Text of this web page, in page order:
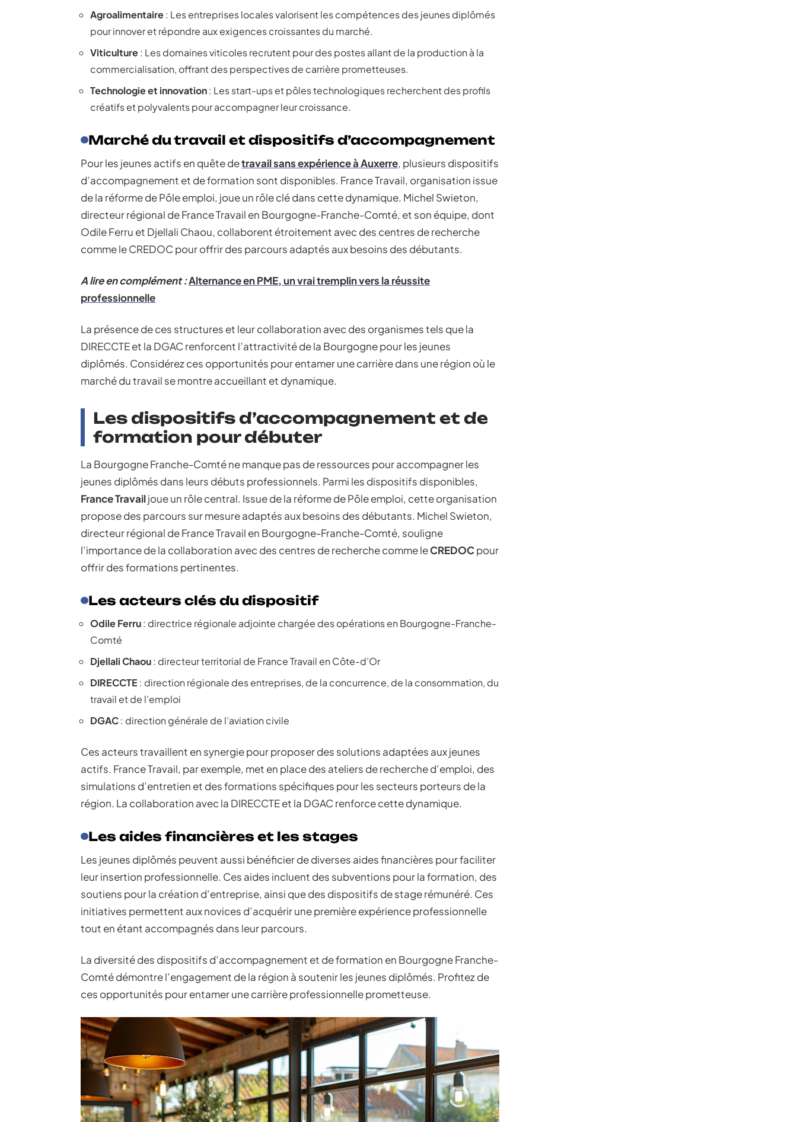
Agroalimentaire: Les entreprises locales valorisent les compétences des jeunes diplômés
pour innover et répondre aux exigences croissantes du marché.
Viticulture: Les domaines viticoles recrutent pour des postes allant de la production à la
commercialisation, offrant des perspectives de carrière prometteuses.
Technologie et innovation: Les start-ups et pôles technologiques recherchent des profils
créatifs et polyvalents pour accompagner leur croissance.
Marché du travail et dispositifs d’accompagnement
Pour les jeunes actifs en quête detravail sans expérience à Auxerre, plusieurs dispositifs
d’accompagnement et de formation sont disponibles. France Travail, organisation issue
de la réforme de Pôle emploi, joue un rôle clé dans cette dynamique. Michel Swieton,
directeur régional de France Travail en Bourgogne-Franche-Comté, et son équipe, dont
Odile Ferru et Djellali Chaou, collaborent étroitement avec des centres de recherche
comme le CREDOC pour offrir des parcours adaptés aux besoins des débutants.
A lire en complément :Alternance en PME, un vrai tremplin vers la réussite
professionnelle
La présence de ces structures et leur collaboration avec des organismes tels que la
DIRECCTE et la DGAC renforcent l’attractivité de la Bourgogne pour les jeunes
diplômés. Considérez ces opportunités pour entamer une carrière dans une région où le
marché du travail se montre accueillant et dynamique.
Les dispositifs d’accompagnement et de
formation pour débuter
La Bourgogne Franche-Comté ne manque pas de ressources pour accompagner les
jeunes diplômés dans leurs débuts professionnels. Parmi les dispositifs disponibles,
France Travailjoue un rôle central. Issue de la réforme de Pôle emploi, cette organisation
propose des parcours sur mesure adaptés aux besoins des débutants. Michel Swieton,
directeur régional de France Travail en Bourgogne-Franche-Comté, souligne
l’importance de la collaboration avec des centres de recherche comme leCREDOCpour
offrir des formations pertinentes.
Les acteurs clés du dispositif
Odile Ferru: directrice régionale adjointe chargée des opérations en Bourgogne-Franche-
Comté
Djellali Chaou: directeur territorial de France Travail en Côte-d’Or
DIRECCTE : direction régionale des entreprises, de la concurrence, de la consommation, du
travail et de l’emploi
DGAC: direction générale de l’aviation civile
Ces acteurs travaillent en synergie pour proposer des solutions adaptées aux jeunes
actifs. France Travail, par exemple, met en place des ateliers de recherche d’emploi, des
simulations d’entretien et des formations spécifiques pour les secteurs porteurs de la
région. La collaboration avec la DIRECCTE et la DGAC renforce cette dynamique.
Les aides financières et les stages
Les jeunes diplômés peuvent aussi bénéficier de diverses aides financières pour faciliter
leur insertion professionnelle. Ces aides incluent des subventions pour la formation, des
soutiens pour la création d’entreprise, ainsi que des dispositifs de stage rémunéré. Ces
initiatives permettent aux novices d’acquérir une première expérience professionnelle
tout en étant accompagnés dans leur parcours.
La diversité des dispositifs d’accompagnement et de formation en Bourgogne Franche-
Comté démontre l’engagement de la région à soutenir les jeunes diplômés. Profitez de
ces opportunités pour entamer une carrière professionnelle prometteuse.